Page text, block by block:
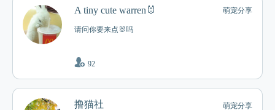
A tiny cute warren🐰 萌宠分享
请问你要来点🐰吗
92
撸猫社 萌宠分享